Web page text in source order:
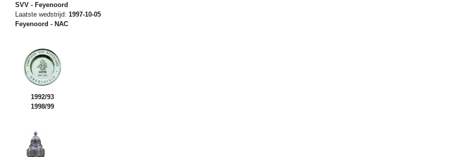
SVV - Feyenoord
Laatste wedstrijd: 1997-10-05
Feyenoord - NAC
1992/93
1998/99